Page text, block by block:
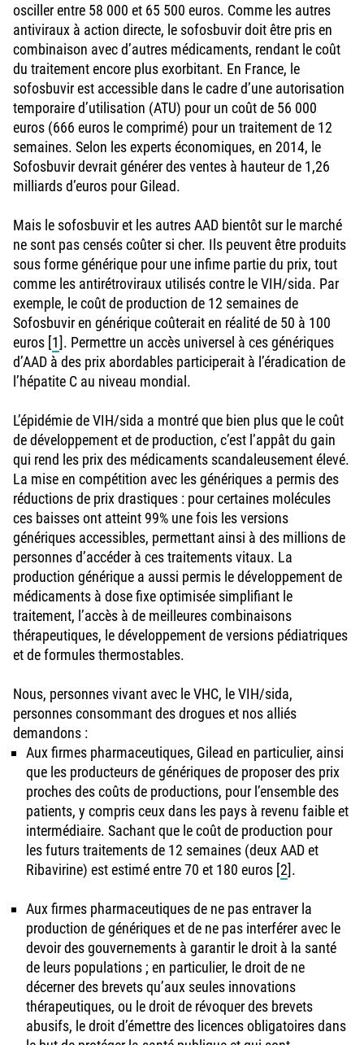
osciller entre 58 000 et 65 500 euros. Comme les autres
antiviraux à action directe, le sofosbuvir doit être pris en
combinaison avec d’autres médicaments, rendant le coût
du traitement encore plus exorbitant. En France, le
sofosbuvir est accessible dans le cadre d’une autorisation
temporaire d’utilisation (ATU) pour un coût de 56 000
euros (666 euros le comprimé) pour un traitement de 12
semaines. Selon les experts économiques, en 2014, le
Sofosbuvir devrait générer des ventes à hauteur de 1,26
milliards d’euros pour Gilead.
Mais le sofosbuvir et les autres AAD bientôt sur le marché
ne sont pas censés coûter si cher. Ils peuvent être produits
sous forme générique pour une infime partie du prix, tout
comme les antirétroviraux utilisés contre le VIH/sida. Par
exemple, le coût de production de 12 semaines de
Sofosbuvir en générique coûterait en réalité de 50 à 100
euros [1]. Permettre un accès universel à ces génériques
d’AAD à des prix abordables participerait à l’éradication de
l’hépatite C au niveau mondial.
L’épidémie de VIH/sida a montré que bien plus que le coût
de développement et de production, c’est l’appât du gain
qui rend les prix des médicaments scandaleusement élevé.
La mise en compétition avec les génériques a permis des
réductions de prix drastiques : pour certaines molécules
ces baisses ont atteint 99% une fois les versions
génériques accessibles, permettant ainsi à des millions de
personnes d’accéder à ces traitements vitaux. La
production générique a aussi permis le développement de
médicaments à dose fixe optimisée simplifiant le
traitement, l’accès à de meilleures combinaisons
thérapeutiques, le développement de versions pédiatriques
et de formules thermostables.
Nous, personnes vivant avec le VHC, le VIH/sida,
personnes consommant des drogues et nos alliés
demandons :
Aux firmes pharmaceutiques, Gilead en particulier, ainsi
que les producteurs de génériques de proposer des prix
proches des coûts de productions, pour l’ensemble des
patients, y compris ceux dans les pays à revenu faible et
intermédiaire. Sachant que le coût de production pour
les futurs traitements de 12 semaines (deux AAD et
Ribavirine) est estimé entre 70 et 180 euros [2].
Aux firmes pharmaceutiques de ne pas entraver la
production de génériques et de ne pas interférer avec le
devoir des gouvernements à garantir le droit à la santé
de leurs populations ; en particulier, le droit de ne
décerner des brevets qu’aux seules innovations
thérapeutiques, ou le droit de révoquer des brevets
abusifs, le droit d’émettre des licences obligatoires dans